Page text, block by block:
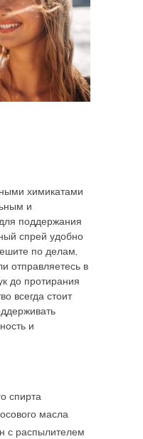
химикатами
и
поддержания
спрей удобно
по делам,
отправляетесь в
до протирания
всегда стоит
и
спирта
масла
с распылителем